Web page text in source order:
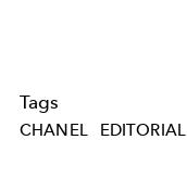
Tags
CHANEL EDITORIAL